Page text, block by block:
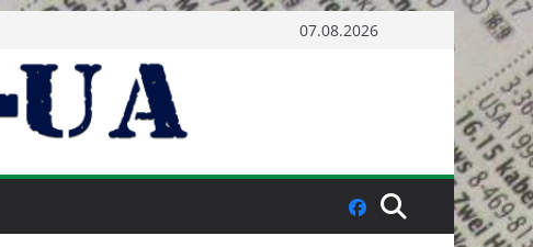
07.08.2026